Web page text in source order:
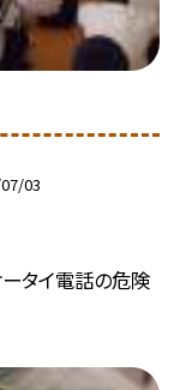
03
ータイ電話の危険